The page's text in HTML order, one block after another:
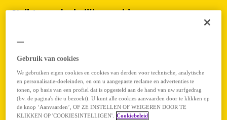
Strikt noodzakelijke cookies
kunnen niet worden uitgeschakeld. In de meeste gevallen worden deze
waarmee u in wezen een dienst aanvraagt, bijvoorbeeld uw
privacyinstellingen registreren, in de website inloggen of een formulier
invullen. U kunt uw browser instellen om deze cookies te blokkeren of
om u voor deze cookies te waarschuwen, maar sommige delen van de
website zullen dan niet werken. Deze cookies slaan geen persoonlijk
identificeerbare informatie op.
Gebruik van cookies
We gebruiken eigen cookies en cookies van derden voor technische, analytische
en personalisatie-doeleinden, en om u aangepaste reclame en advertenties te
tonen, op basis van een profiel dat is opgesteld aan de hand van uw surfgedrag
(bv. de pagina's die u bezoekt). U kunt alle cookies aanvaarden door te klikken op
de knop ‘Aanvaarden’, OF ZE INSTELLEN OF WEIGEREN DOOR TE
KLIKKEN OP 'COOKIESINTELLIGEN'. Cookiebeleid